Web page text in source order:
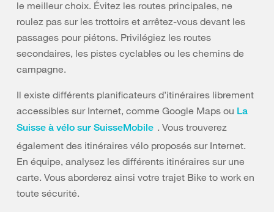
le meilleur choix. Évitez les routes principales, ne
roulez pas sur les trottoirs et arrêtez-vous devant les
passages pour piétons. Privilégiez les routes
secondaires, les pistes cyclables ou les chemins de
campagne.
Il existe différents planificateurs d’itinéraires librement
accessibles sur Internet, comme Google Maps ou La
Suisse à vélo sur SuisseMobile . Vous trouverez
également des itinéraires vélo proposés sur Internet.
En équipe, analysez les différents itinéraires sur une
carte. Vous aborderez ainsi votre trajet Bike to work en
toute sécurité.